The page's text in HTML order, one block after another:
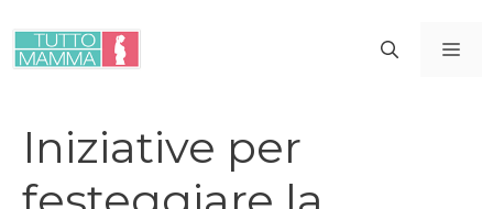
contenuto
Iniziative per